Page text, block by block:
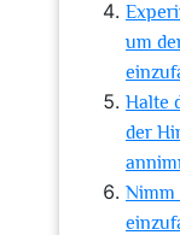
um
Halte
der
Nimm